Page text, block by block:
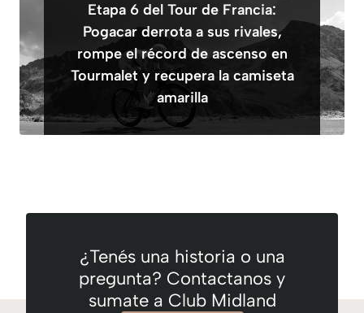
Etapa 6 del Tour de Francia:
Pogacar derrota a sus rivales,
rompe el récord de ascenso en
Tourmalet y recupera la camiseta
amarilla
¿Tenés una historia o una
pregunta? Contactanos y
sumate a Club Midland